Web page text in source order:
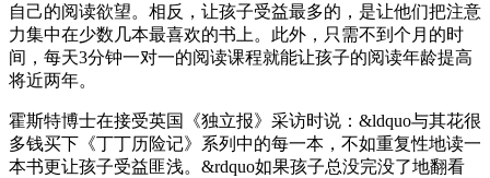
自己的阅读欲望。相反，让孩子受益最多的，是让他们把注意
力集中在少数几本最喜欢的书上。此外，只需不到个月的时
间，每天3分钟一对一的阅读课程就能让孩子的阅读年龄提高
将近两年。
霍斯特博士在接受英国《独立报》采访时说：&ldquo与其花很
多钱买下《丁丁历险记》系列中的每一本，不如重复性地读一
本书更让孩子受益匪浅。&rdquo如果孩子总没完没了地翻看